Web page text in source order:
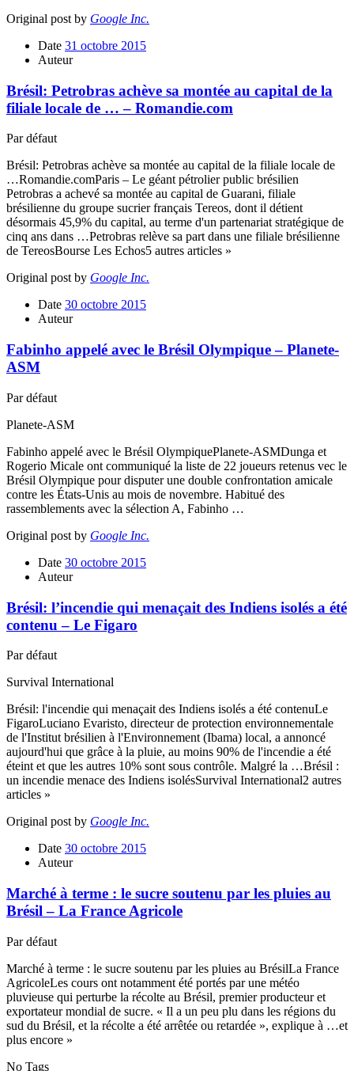
Original post by Google Inc.
Date 31 octobre 2015
Auteur
Brésil: Petrobras achève sa montée au capital de la
filiale locale de … – Romandie.com
Par défaut
Brésil: Petrobras achève sa montée au capital de la filiale locale de
…Romandie.comParis – Le géant pétrolier public brésilien
Petrobras a achevé sa montée au capital de Guarani, filiale
brésilienne du groupe sucrier français Tereos, dont il détient
désormais 45,9% du capital, au terme d'un partenariat stratégique de
cinq ans dans …Petrobras relève sa part dans une filiale brésilienne
de TereosBourse Les Echos5 autres articles »
Original post by Google Inc.
Date 30 octobre 2015
Auteur
Fabinho appelé avec le Brésil Olympique – Planete-
ASM
Par défaut
Planete-ASM
Fabinho appelé avec le Brésil OlympiquePlanete-ASMDunga et
Rogerio Micale ont communiqué la liste de 22 joueurs retenus vec le
Brésil Olympique pour disputer une double confrontation amicale
contre les États-Unis au mois de novembre. Habitué des
rassemblements avec la sélection A, Fabinho …
Original post by Google Inc.
Date 30 octobre 2015
Auteur
Brésil: l’incendie qui menaçait des Indiens isolés a été
contenu – Le Figaro
Par défaut
Survival International
Brésil: l'incendie qui menaçait des Indiens isolés a été contenuLe
FigaroLuciano Evaristo, directeur de protection environnementale
de l'Institut brésilien à l'Environnement (Ibama) local, a annoncé
aujourd'hui que grâce à la pluie, au moins 90% de l'incendie a été
éteint et que les autres 10% sont sous contrôle. Malgré la …Brésil :
un incendie menace des Indiens isolésSurvival International2 autres
articles »
Original post by Google Inc.
Date 30 octobre 2015
Auteur
Marché à terme : le sucre soutenu par les pluies au
Brésil – La France Agricole
Par défaut
Marché à terme : le sucre soutenu par les pluies au BrésilLa France
AgricoleLes cours ont notamment été portés par une météo
pluvieuse qui perturbe la récolte au Brésil, premier producteur et
exportateur mondial de sucre. « Il a un peu plu dans les régions du
sud du Brésil, et la récolte a été arrêtée ou retardée », explique à …et
plus encore »
No Tags